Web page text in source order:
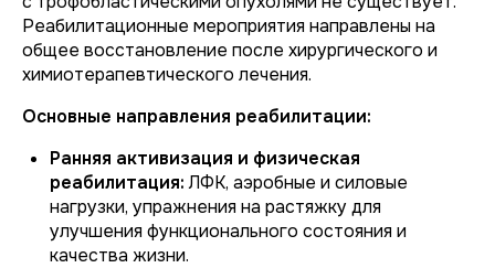
Реабилитационные мероприятия направлены на
общее восстановление после хирургического и
химиотерапевтического лечения.
Основные направления реабилитации:
Ранняя активизация и физическая
реабилитация:ЛФК, аэробные и силовые
нагрузки, упражнения на растяжку для
улучшения функционального состояния и
качества жизни.